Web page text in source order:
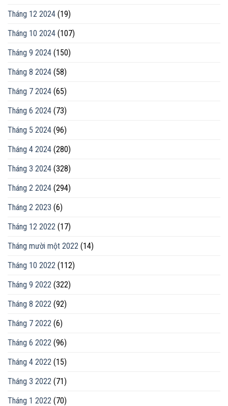
Tháng 12 2024 (19)
Tháng 10 2024 (107)
Tháng 9 2024 (150)
Tháng 8 2024 (58)
Tháng 7 2024 (65)
Tháng 6 2024 (73)
Tháng 5 2024 (96)
Tháng 4 2024 (280)
Tháng 3 2024 (328)
Tháng 2 2024 (294)
Tháng 2 2023 (6)
Tháng 12 2022 (17)
Tháng mười một 2022 (14)
Tháng 10 2022 (112)
Tháng 9 2022 (322)
Tháng 8 2022 (92)
Tháng 7 2022 (6)
Tháng 6 2022 (96)
Tháng 4 2022 (15)
Tháng 3 2022 (71)
Tháng 1 2022 (70)